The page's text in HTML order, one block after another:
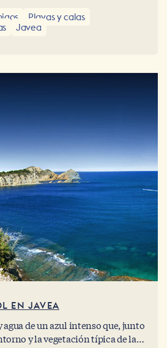
Playas y calas
Javea
EN JAVEA
agua de un azul intenso que, junto
y la vegetación típica de la